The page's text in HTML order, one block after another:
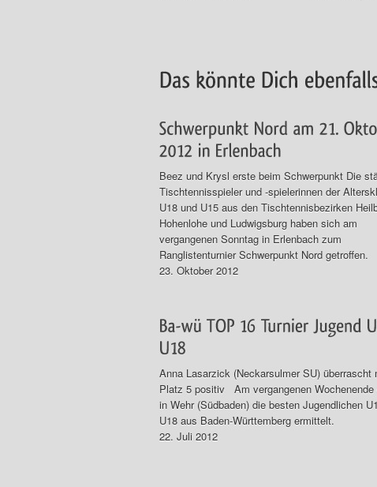
Beez und Krysl erste beim Schwerpunkt Die
Tischtennisspieler und -spielerinnen der
U18 und U15 aus den Tischtennisbezirken
Hohenlohe und Ludwigsburg haben sich am
vergangenen Sonntag in Erlenbach zum
Ranglistenturnier Schwerpunkt Nord getroffen.
23. Oktober 2012
Anna Lasarzick (Neckarsulmer SU) überrascht
Platz 5 positiv Am vergangenen Wochenende
in Wehr (Südbaden) die besten Jugendlichen
U18 aus Baden-Württemberg ermittelt.
22. Juli 2012